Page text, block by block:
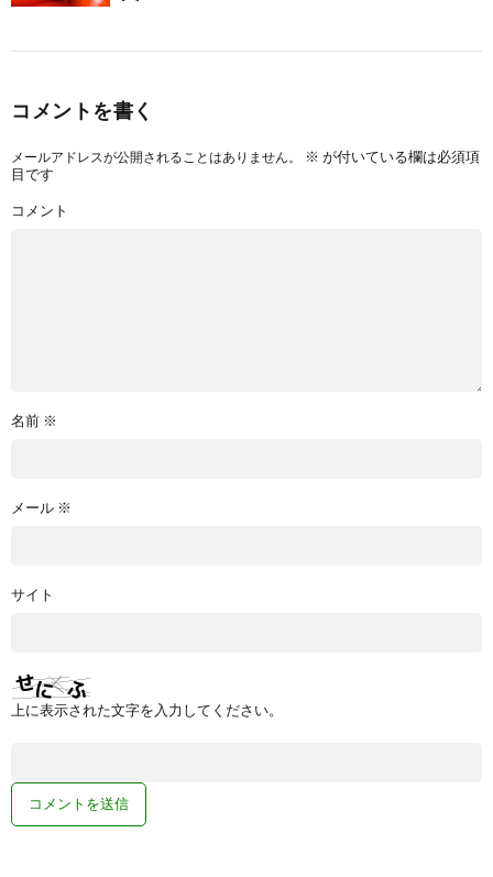
コメントを書く
メールアドレスが公開されることはありません。 ※ が付いている欄は必須項
目です
コメント
名前 ※
メール ※
サイト
上に表示された文字を入力してください。